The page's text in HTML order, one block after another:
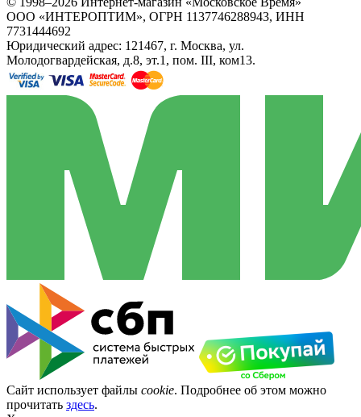
ООО «ИНТЕРОПТИМ», ОГРН 1137746288943, ИНН
7731444692
Юридический адрес: 121467, г. Москва, ул.
Молодогвардейская, д.8, эт.1, пом. III, ком13.
Сайт использует файлы cookie. Подробнее об этом можно
прочитать здесь.